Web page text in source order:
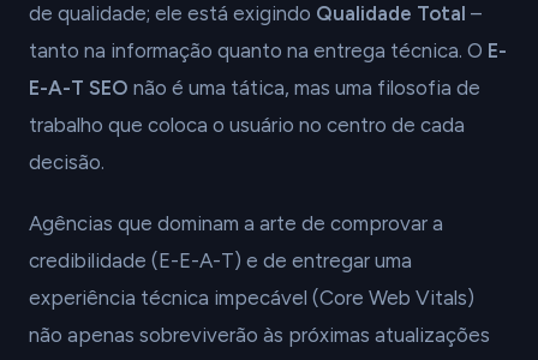
de qualidade; ele está exigindo Qualidade Total –
tanto na informação quanto na entrega técnica. O E-
E-A-T SEO não é uma tática, mas uma filosofia de
trabalho que coloca o usuário no centro de cada
decisão.
Agências que dominam a arte de comprovar a
credibilidade (E-E-A-T) e de entregar uma
experiência técnica impecável (Core Web Vitals)
não apenas sobreviverão às próximas atualizações